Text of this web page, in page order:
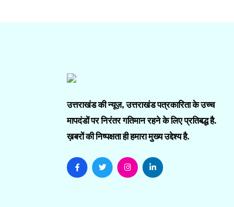
उत्तराखंड की न्यूज़, उत्तराखंड पत्रकारिता के उच्च
मापदंडों पर निरंतर गतिमान रहने के लिए प्रतिबद्ध है.
ख़बरों की निष्पक्षता ही हमारा मुख्य उद्देश्य है.